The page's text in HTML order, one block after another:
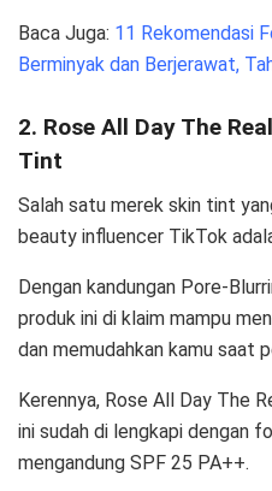
Baca Juga: 11 Rekomendasi
Berminyak dan Berjerawat,
2. Rose All Day The
Tint
Salah satu merek skin tint
beauty influencer TikTok
Dengan kandungan Pore-
produk ini di klaim mampu
dan memudahkan kamu saat
Kerennya, Rose All Day The
ini sudah di lengkapi dengan
mengandung SPF 25 PA++.